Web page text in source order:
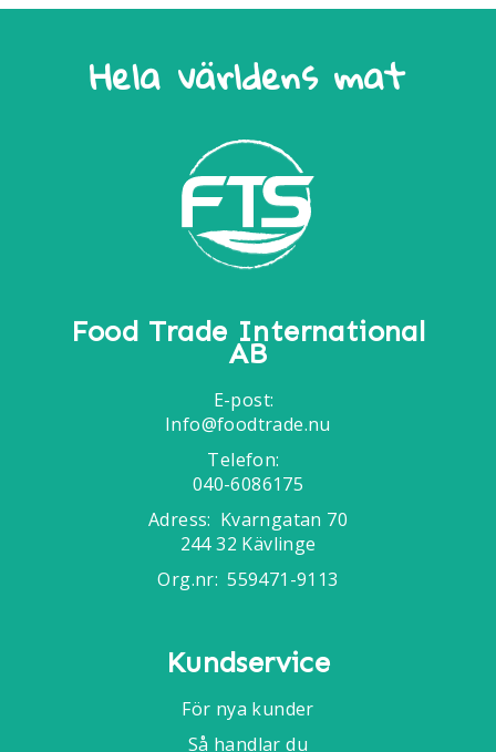
Hela världens mat
Food Trade International
AB
E-post:
Info@foodtrade.nu
Telefon:
040-6086175
Adress: Kvarngatan 70
244 32 Kävlinge
Org.nr: 559471-9113
Kundservice
För nya kunder
Så handlar du